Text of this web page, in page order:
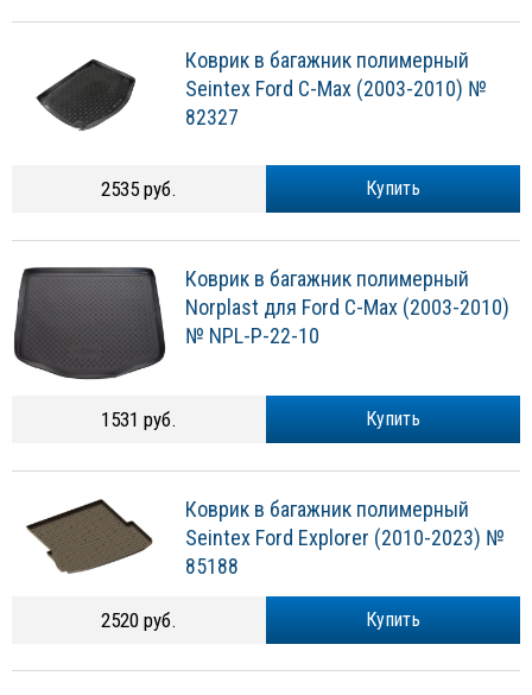
Коврик в багажник полимерный
Seintex Ford C-Max (2003-2010) №
82327
Купить
2535 руб.
Коврик в багажник полимерный
Norplast для Ford C-Max (2003-2010)
№ NPL-P-22-10
Купить
1531 руб.
Коврик в багажник полимерный
Seintex Ford Explorer (2010-2023) №
85188
Купить
2520 руб.